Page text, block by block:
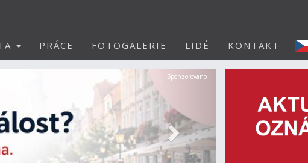
PRÁCE FOTOGALERIE LIDÉ KONTAKT
Další
Sponzorováno